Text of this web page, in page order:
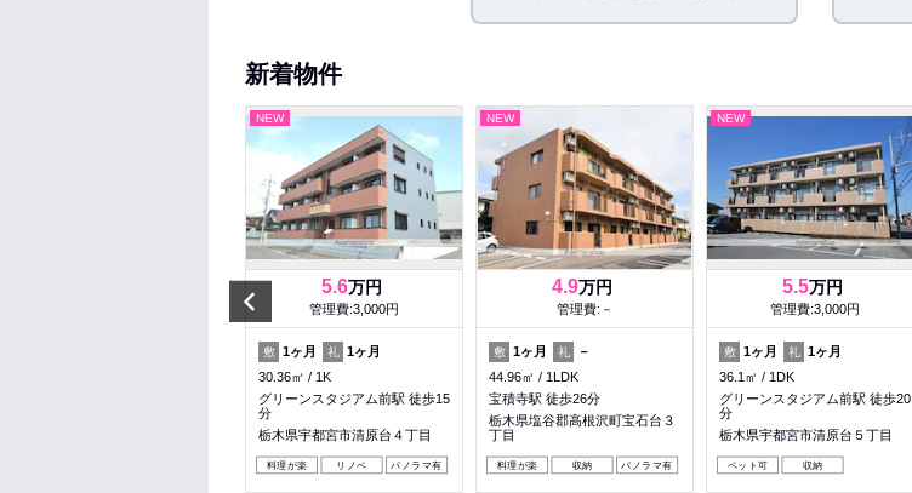
新着物件
NEW
5.6万円
管理費:3,000円
敷 1ヶ月 礼 1ヶ月
30.36㎡
1K
グリーンスタジアム前駅 徒歩15
分
栃木県宇都宮市清原台４丁目
料理が楽 リノベ パノラマ有
NEW
4.9万円
管理費:－
敷 1ヶ月 礼
－
44.96㎡
1LDK
宝積寺駅 徒歩26分
栃木県塩谷郡高根沢町宝石台３
丁目
料理が楽 収納 パノラマ有
NEW
5.5万円
管理費:3,000円
敷 1ヶ月 礼 1ヶ月
36.1㎡
1DK
グリーンスタジアム前駅 徒歩20
分
栃木県宇都宮市清原台５丁目
ペット可 収納